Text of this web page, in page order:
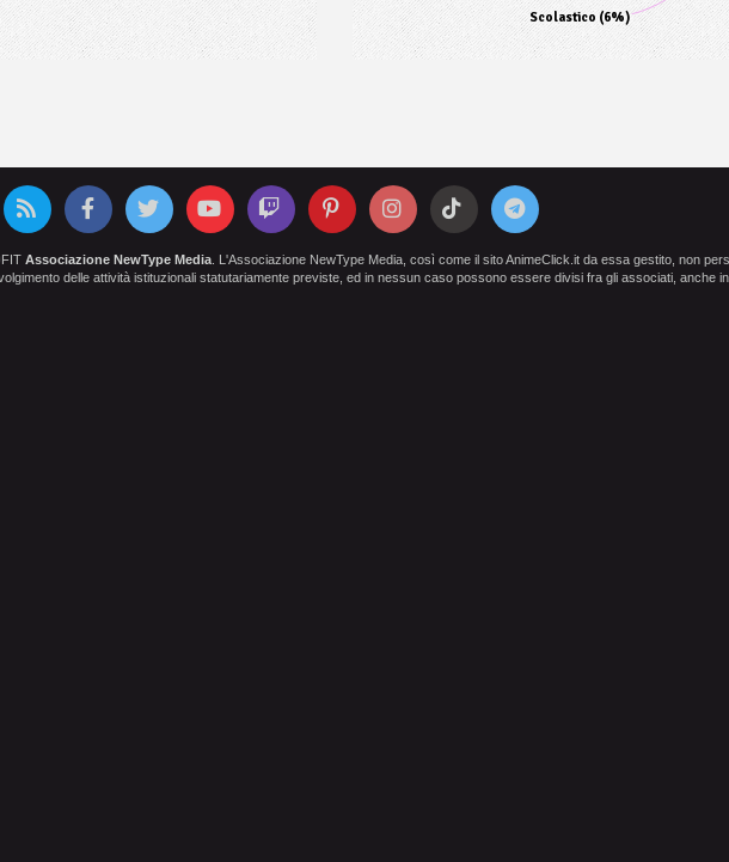
Scolastico (6%)
Associazione NewType Media. L'Associazione NewType Media, così come il sito AnimeClick.it da essa gestito, non
delle attività istituzionali statutariamente previste, ed in nessun caso possono essere divisi fra gli associati, anche